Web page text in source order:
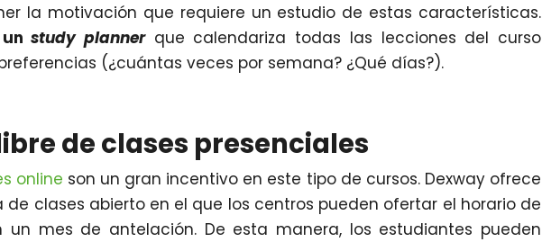
la motivación que requiere un estudio de estas características.
unstudy plannerque calendariza todas las lecciones del curso
(¿cuántas veces por semana? ¿Qué días?).
de clases presenciales
online son un gran incentivo en este tipo de cursos. Dexway ofrece
de clases abierto en el que los centros pueden ofertar el horario de
un mes de antelación. De esta manera, los estudiantes pueden